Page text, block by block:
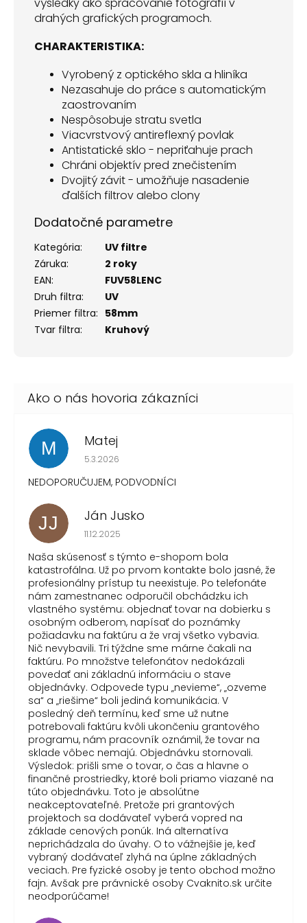
drahých grafických programoch.
CHARAKTERISTIKA:
Vyrobený z optického skla a hliníka
Nezasahuje do práce s automatickým
zaostrovaním
Nespôsobuje stratu svetla
Viacvrstvový antireflexný povlak
Antistatické sklo - nepriťahuje prach
Chráni objektív pred znečistením
Dvojitý závit - umožňuje nasadenie
ďalších filtrov alebo clony
Dodatočné parametre
Kategória:
UV filtre
Záruka:
2 roky
EAN:
FUV58LENC
Druh filtra:
UV
Priemer filtra: 58mm
Tvar filtra: Kruhový
M Matej
Hodnotenie obchodu je 1 z 5 hviezdičiek.
5.3.2026
NEDOPORUČUJEM, PODVODNÍCI
JJ Ján Jusko
Hodnotenie obchodu je 1 z 5 hviezdičiek.
11.12.2025
Naša skúsenosť s týmto e-shopom bola
katastrofálna. Už po prvom kontakte bolo jasné, že
profesionálny prístup tu neexistuje. Po telefonáte
nám zamestnanec odporučil obchádzku ich
vlastného systému: objednať tovar na dobierku s
osobným odberom, napísať do poznámky
požiadavku na faktúru a že vraj všetko vybavia.
Nič nevybavili. Tri týždne sme márne čakali na
faktúru. Po množstve telefonátov nedokázali
povedať ani základnú informáciu o stave
objednávky. Odpovede typu „nevieme“, „ozveme
sa“ a „riešime“ boli jediná komunikácia. V
posledný deň termínu, keď sme už nutne
potrebovali faktúru kvôli ukončeniu grantového
programu, nám pracovník oznámil, že tovar na
sklade vôbec nemajú. Objednávku stornovali.
Výsledok: prišli sme o tovar, o čas a hlavne o
finančné prostriedky, ktoré boli priamo viazané na
túto objednávku. Toto je absolútne
neakceptovateľné. Pretože pri grantových
projektoch sa dodávateľ vyberá vopred na
základe cenových ponúk. Iná alternatíva
neprichádzala do úvahy. O to vážnejšie je, keď
vybraný dodávateľ zlyhá na úplne základných
veciach. Pre fyzické osoby je tento obchod možno
fajn. Avšak pre právnické osoby Cvaknito.sk určite
neodporúčame!